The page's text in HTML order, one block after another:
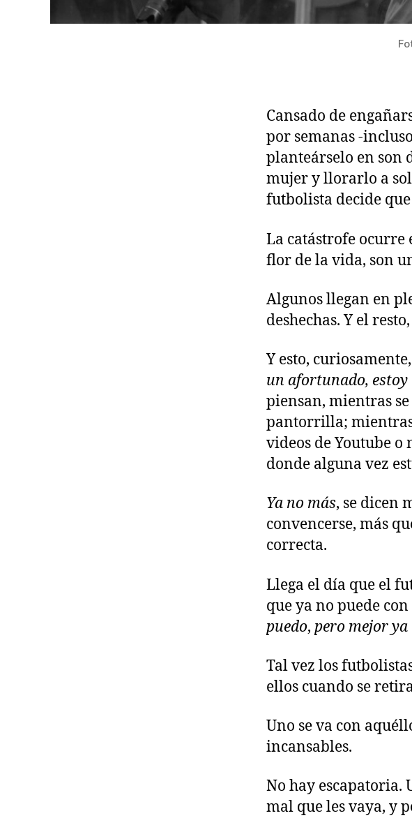
Cansado de
por semanas -
planteárselo en son
mujer y llorarlo a
futbolista decide
La catástrofe ocurre
flor de la vida, son
Algunos llegan en
deshechas. Y el
Y esto,
un afortunado, estoy
piensan, mientras
pantorrilla; mientras
videos de Youtube
donde alguna vez
Ya no más, se dicen
convencerse, más
correcta.
Llega el día que el
que ya no puede
puedo, pero mejor ya
Tal vez los
ellos cuando se
Uno se va con
incansables.
No hay escapatoria.
mal que les vaya, y